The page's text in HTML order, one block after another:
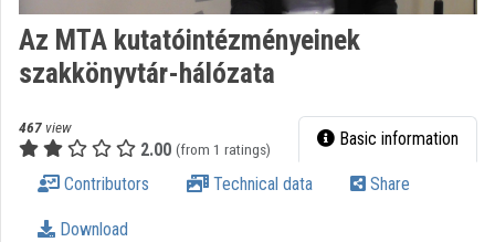
Organization discovery
Categories
Az MTA kutatóintézményeinek
szakkönyvtár-hálózata
467 view
2.00 (from 1 ratings) Basic information
Contributors Technical data Share
Download